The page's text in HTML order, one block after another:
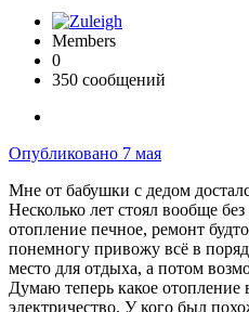
Members
0
350 сообщений
Опубликовано 7 мая
Мне от бабушки с дедом
Несколько лет стоял вообще без
отопление печное, ремонт
понемногу привожу всё в
место для отдыха, а потом
Думаю теперь какое отопление
электричество. У кого был